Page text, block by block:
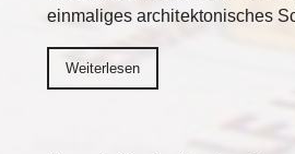
einmaliges architektonisches
Weiterlesen